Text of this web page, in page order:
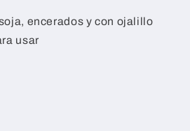
encerados y con ojalillo
usar